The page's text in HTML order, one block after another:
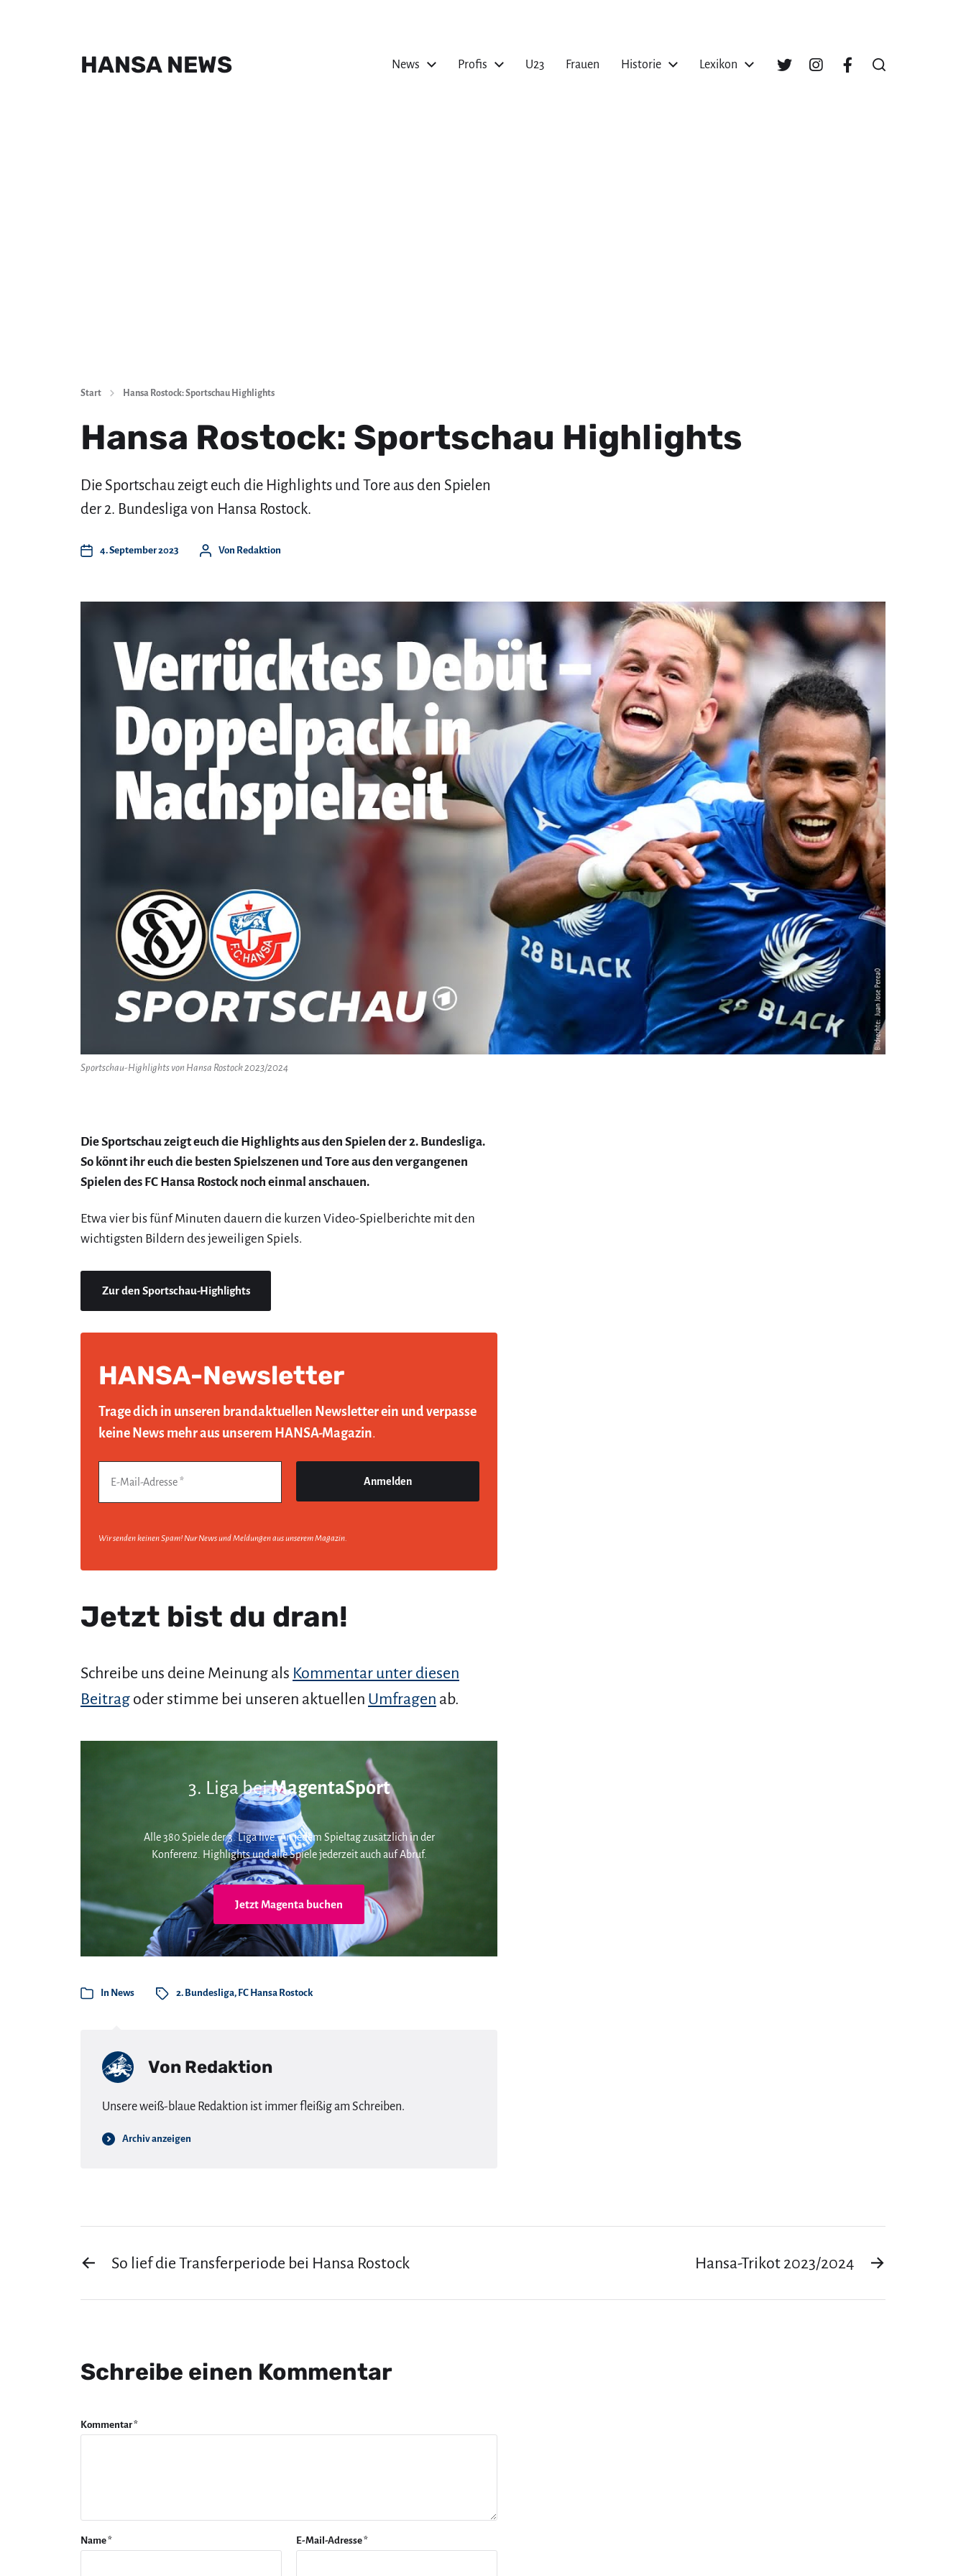
HANSA NEWS News Profis U23 Frauen Historie Lexikon
Start Hansa Rostock: Sportschau Highlights
Hansa Rostock: Sportschau Highlights
Die Sportschau zeigt euch die Highlights und Tore aus den Spielen
der 2. Bundesliga von Hansa Rostock.
4. September 2023 Von Redaktion
Sportschau-Highlights von Hansa Rostock 2023/2024
Die Sportschau zeigt euch die Highlights aus den Spielen der 2. Bundesliga.
So könnt ihr euch die besten Spielszenen und Tore aus den vergangenen
Spielen des FC Hansa Rostock noch einmal anschauen.
Etwa vier bis fünf Minuten dauern die kurzen Video-Spielberichte mit den
wichtigsten Bildern des jeweiligen Spiels.
Zur den Sportschau-Highlights
HANSA-Newsletter
Trage dich in unseren brandaktuellen Newsletter ein und verpasse
keine News mehr aus unserem HANSA-Magazin.
Wir senden keinen Spam! Nur News und Meldungen aus unserem Magazin.
Jetzt bist du dran!
Schreibe uns deine Meinung als Kommentar unter diesen
Beitrag oder stimme bei unseren aktuellen Umfragen ab.
3. Liga beiMagentaSport
Alle 380 Spiele der 3. Liga live. An jedem Spieltag zusätzlich in der
Konferenz. Highlights und alle Spiele jederzeit auch auf Abruf.
Jetzt Magenta buchen
In News 2. Bundesliga, FC Hansa Rostock
Von Redaktion
Unsere weiß-blaue Redaktion ist immer fleißig am Schreiben.
Archiv anzeigen
← So lief die Transferperiode bei Hansa Rostock →
Hansa-Trikot 2023/2024
Schreibe einen Kommentar
Kommentar*
Name* E-Mail-Adresse*